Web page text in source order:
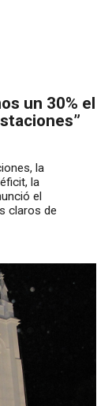
un 30% el
la
la
el
claros de